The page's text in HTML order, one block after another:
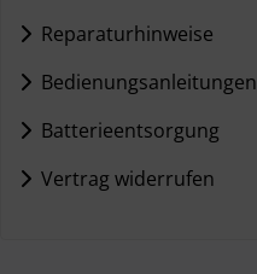
Reparaturhinweise
Bedienungsanleitungen
Batterieentsorgung
Vertrag widerrufen